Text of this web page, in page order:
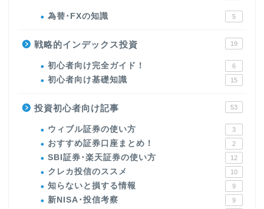
為替･FXの知識 5
戦略的インデックス投資 19
初心者向け完全ガイド！ 6
初心者向け基礎知識 15
投資初心者向け記事 53
ウィブル証券の使い方 3
おすすめ証券口座まとめ！ 2
SBI証券･楽天証券の使い方 12
クレカ投信のススメ 10
知らないと損する情報 9
新NISA･投信考察 9